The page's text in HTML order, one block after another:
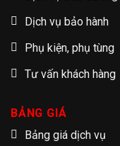
Dịch vụ bảo hành
Phụ kiện, phụ tùng
Tư vấn khách hàng
BẢNG GIÁ
Bảng giá dịch vụ